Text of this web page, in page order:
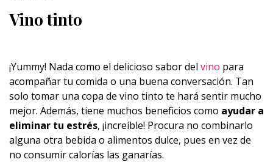
Vino tinto
¡Yummy! Nada como el delicioso sabor del vino para
acompañar tu comida o una buena conversación. Tan
solo tomar una copa de vino tinto te hará sentir mucho
mejor. Además, tiene muchos beneficios como ayudar a
eliminar tu estrés, ¡increíble! Procura no combinarlo
alguna otra bebida o alimentos dulce, pues en vez de
no consumir calorías las ganarías.